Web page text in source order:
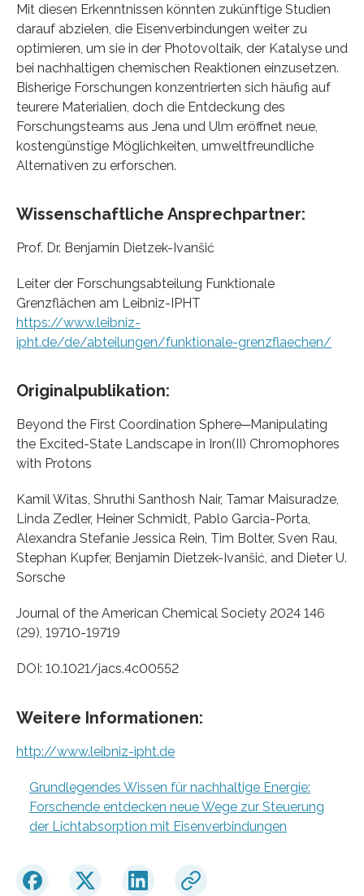
Mit diesen Erkenntnissen könnten zukünftige Studien
darauf abzielen, die Eisenverbindungen weiter zu
optimieren, um sie in der Photovoltaik, der Katalyse und
bei nachhaltigen chemischen Reaktionen einzusetzen.
Bisherige Forschungen konzentrierten sich häufig auf
teurere Materialien, doch die Entdeckung des
Forschungsteams aus Jena und Ulm eröffnet neue,
kostengünstige Möglichkeiten, umweltfreundliche
Alternativen zu erforschen.
Wissenschaftliche Ansprechpartner:
Prof. Dr. Benjamin Dietzek-Ivanšić
Leiter der Forschungsabteilung Funktionale
Grenzflächen am Leibniz-IPHT
https://www.leibniz-
ipht.de/de/abteilungen/funktionale-grenzflaechen/
Originalpublikation:
Beyond the First Coordination Sphere─Manipulating
the Excited-State Landscape in Iron(II) Chromophores
with Protons
Kamil Witas, Shruthi Santhosh Nair, Tamar Maisuradze,
Linda Zedler, Heiner Schmidt, Pablo Garcia-Porta,
Alexandra Stefanie Jessica Rein, Tim Bolter, Sven Rau,
Stephan Kupfer, Benjamin Dietzek-Ivanšić, and Dieter U.
Sorsche
Journal of the American Chemical Society 2024 146
(29), 19710-19719
DOI: 10.1021/jacs.4c00552
Weitere Informationen:
http://www.leibniz-ipht.de
Grundlegendes Wissen für nachhaltige Energie:
Forschende entdecken neue Wege zur Steuerung
der Lichtabsorption mit Eisenverbindungen